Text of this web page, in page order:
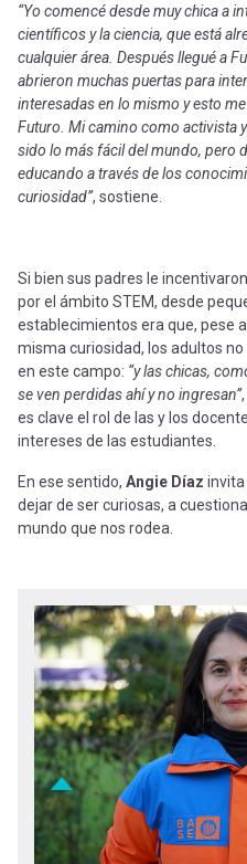
“Yo comencé desde muy chica a
científicos y la ciencia, que está
cualquier área. Después llegué a
abrieron muchas puertas para
interesadas en lo mismo y esto
Futuro. Mi camino como activista
sido lo más fácil del mundo, pero
educando a través de los
curiosidad”, sostiene.
Si bien sus padres le
por el ámbito STEM, desde
establecimientos era que, pese
misma curiosidad, los adultos
en este campo: “y las chicas,
se ven perdidas ahí y no ingresan”
es clave el rol de las y los
intereses de las estudiantes.
En ese sentido, Angie Díaz invita
dejar de ser curiosas, a
mundo que nos rodea.